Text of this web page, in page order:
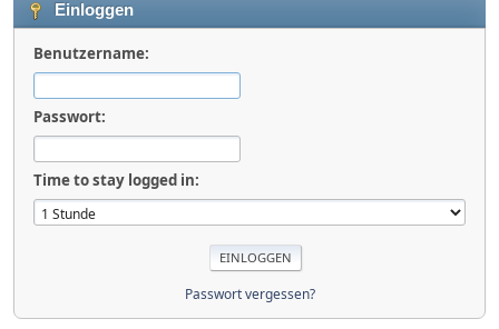
Einloggen
Benutzername:
Passwort:
Time to stay logged in:
Passwort vergessen?